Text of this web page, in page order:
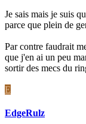
Je sais mais je suis
parce que plein de
Par contre faudrait
que j'en ai un peu
sortir des mecs du
E
EdgeRulz